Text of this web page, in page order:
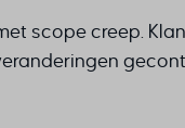
scope creep.